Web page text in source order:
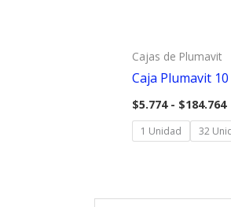
Cajas de Plumavit
Caja Plumavit
$5.774 - $184.764
1 Unidad 32